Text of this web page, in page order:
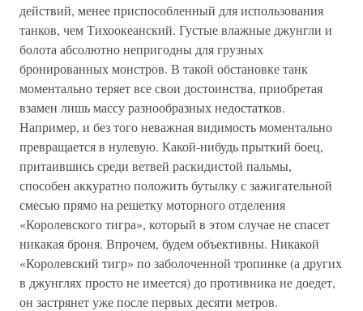
действий, менее приспособленный для использования
танков, чем Тихоокеанский. Густые влажные джунгли и
болота абсолютно непригодны для грузных
бронированных монстров. В такой обстановке танк
моментально теряет все свои достоинства, приобретая
взамен лишь массу разнообразных недостатков.
Например, и без того неважная видимость моментально
превращается в нулевую. Какой-нибудь прыткий боец,
притаившись среди ветвей раскидистой пальмы,
способен аккуратно положить бутылку с зажигательной
смесью прямо на решетку моторного отделения
«Королевского тигра», который в этом случае не спасет
никакая броня. Впрочем, будем объективны. Никакой
«Королевский тигр» по заболоченной тропинке (а других
в джунглях просто не имеется) до противника не доедет,
он застрянет уже после первых десяти метров.